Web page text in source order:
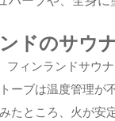
ドのサウ
ィンランドサウ
ーブは温度管理
ところ、火が安